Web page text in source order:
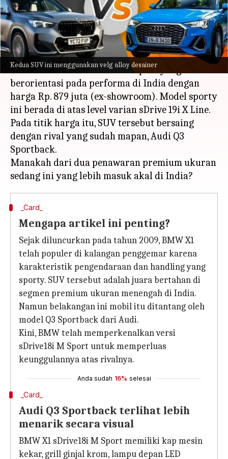
Kedua SUV ini menggunakan velg alloy desainer
menulis Bob May 08, 2023 11:14 am
Apa ceritanya
Pembuat mobil mewah Jerman BMW telah
meluncurkan X1 sDrive18i M Sport yang
berorientasi pada performa di India dengan
harga Rp. 879 juta (ex-showroom). Model sporty
ini berada di atas level varian sDrive 19i X Line.
Pada titik harga itu, SUV tersebut bersaing
dengan rival yang sudah mapan, Audi Q3
Sportback.
Manakah dari dua penawaran premium ukuran
_Card_
Mengapa artikel ini penting?
Sejak diluncurkan pada tahun 2009, BMW X1
telah populer di kalangan penggemar karena
karakteristik pengendaraan dan handling yang
sporty. SUV tersebut adalah juara bertahan di
segmen premium ukuran menengah di India.
Namun belakangan ini mobil itu ditantang oleh
model Q3 Sportback dari Audi.
Kini, BMW telah memperkenalkan versi
sDrive18i M Sport untuk memperluas
keunggulannya atas rivalnya.
Anda sudah 16% selesai
_Card_
Audi Q3 Sportback terlihat lebih
menarik secara visual
BMW X1 sDrive18i M Sport memiliki kap mesin
kekar, grill ginjal krom, lampu depan LED